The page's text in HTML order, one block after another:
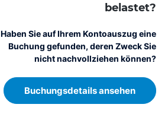
belastet?
Haben Sie auf Ihrem Kontoauszug eine
Buchung gefunden, deren Zweck Sie
nicht nachvollziehen können?
Buchungsdetails ansehen